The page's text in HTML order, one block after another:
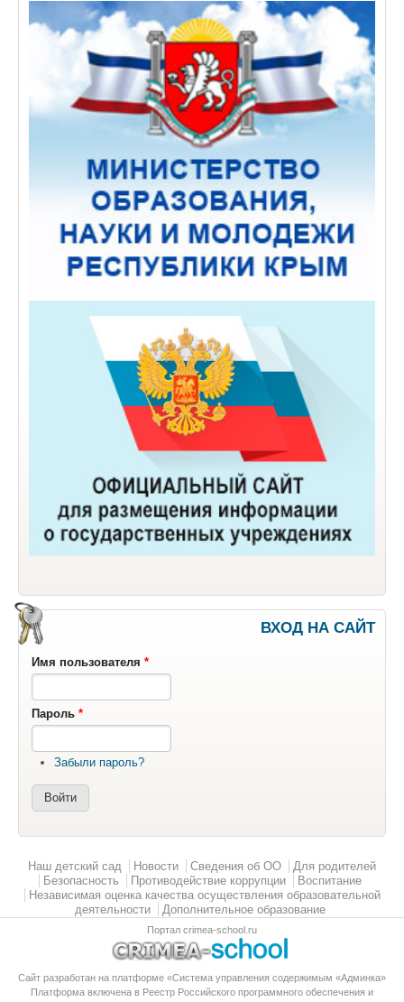
ВХОД НА САЙТ
Имя пользователя *
Пароль *
Забыли пароль?
Главное меню
Наш детский сад Новости Сведения об ОО
Для родителей
Безопасность
Противодействие коррупции
Воспитание
Независимая оценка качества осуществления образовательной
деятельности
Дополнительное образование
Портал crimea-school.ru
Сайт разработан на платформе «Система управления содержимым «Админка»
Платформа включена в Реестр Российского программного обеспечения и